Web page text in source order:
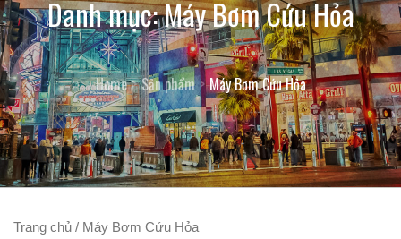
Danh mục:Máy Bơm Cứu Hỏa
Home Sản phẩm Máy Bơm Cứu Hỏa
Trang chủ / Máy Bơm Cứu Hỏa